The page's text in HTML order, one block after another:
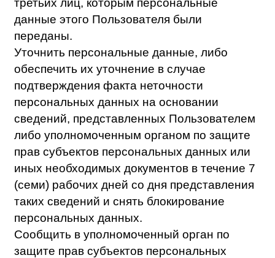
случайной передачи (предоставления,
распространения, доступа) персональных
данных, повлекшей нарушение прав
субъектов персональных данных:
в течение 24 часов о произошедшем
инциденте, о предполагаемых причинах,
повлекших нарушение прав субъектов
персональных данных, и
предполагаемом вреде, нанесенном
правам субъектов персональных данных,
о принятых мерах по устранению
последствий соответствующего
инцидента.
В течение 72 часов о результатах
внутреннего расследования
выявленного инцидента, а также
предоставляет сведения о лицах,
действия которых стали причиной